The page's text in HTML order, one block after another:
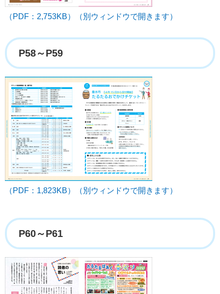
（PDF：2,753KB）（別ウィンドウで開きます）
P58～P59
（PDF：1,823KB）（別ウィンドウで開きます）
P60～P61